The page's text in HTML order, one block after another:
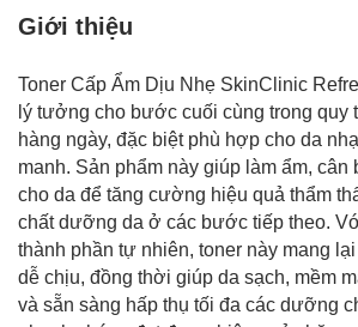
Giới thiệu
Toner Cấp Ẩm Dịu Nhẹ SkinClinic
lý tưởng cho bước cuối cùng trong quy
hàng ngày, đặc biệt phù hợp cho da
manh. Sản phẩm này giúp làm ẩm,
cho da để tăng cường hiệu quả thẩm
chất dưỡng da ở các bước tiếp theo.
thành phần tự nhiên, toner này mang
dễ chịu, đồng thời giúp da sạch, mềm
và sẵn sàng hấp thụ tối đa các dưỡng